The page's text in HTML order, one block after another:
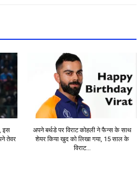
इस
तेवर
अपने बर्थडे पर विराट कोहली ने फैन्स के साथ
शेयर किया खुद को लिखा गया, 15 साल के
विराट...